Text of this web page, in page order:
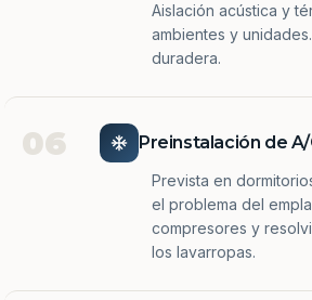
Aislación acústica y
ambientes y
duradera.
06 Preinstalación de
Prevista en
el problema del
compresores y
los lavarropas.